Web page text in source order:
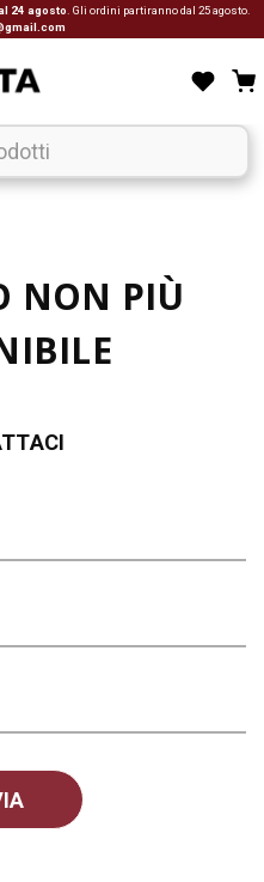
24 agosto . Gli ordini partiranno dal 25 agosto.
NON PIÙ